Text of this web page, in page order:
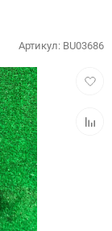
Артикул: BU03686